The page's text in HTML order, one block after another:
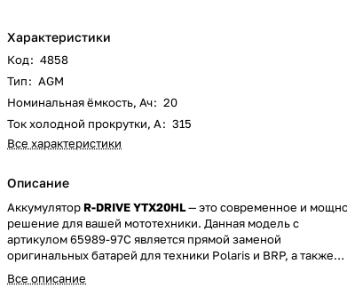
Характеристики
Код: 4858
Тип: AGM
Номинальная ёмкость, Ач: 20
Ток холодной прокрутки, А: 315
Все характеристики
Описание
АккумуляторR-DRIVE YTX20HL— это современное и
решение для вашей мототехники. Данная модель с
артикулом 65989-97C является прямой заменой
оригинальных батарей для техники Polaris и BRP, а также
подходит для мотоциклов Harley Davidson.
Все описание